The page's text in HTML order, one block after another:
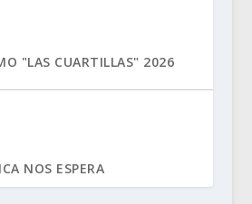
"LAS CUARTILLAS" 2026
NOS ESPERA